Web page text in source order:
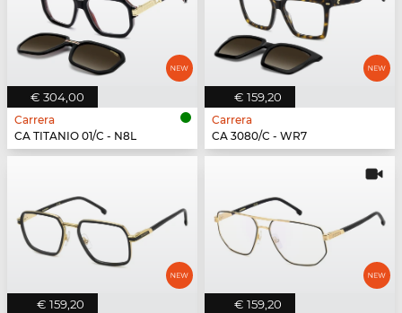
€ 304,00
Carrera
CA TITANIO 01/C - N8L
€ 159,20
Carrera
CA 3080/C - WR7
€ 159,20 € 159,20